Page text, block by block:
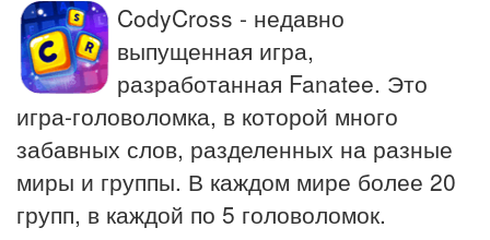
CodyCross - недавно
выпущенная игра,
разработанная Fanatee. Это
игра-головоломка, в которой много
забавных слов, разделенных на разные
миры и группы. В каждом мире более 20
групп, в каждой по 5 головоломок.